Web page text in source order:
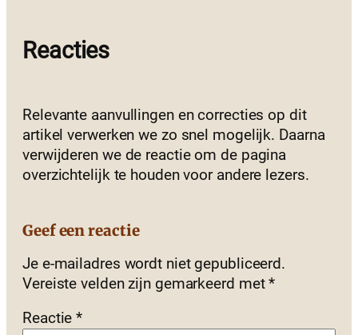
Reacties
Relevante aanvullingen en correcties op dit
artikel verwerken we zo snel mogelijk. Daarna
verwijderen we de reactie om de pagina
overzichtelijk te houden voor andere lezers.
Geef een reactie
Je e-mailadres wordt niet gepubliceerd.
Vereiste velden zijn gemarkeerd met*
Reactie*